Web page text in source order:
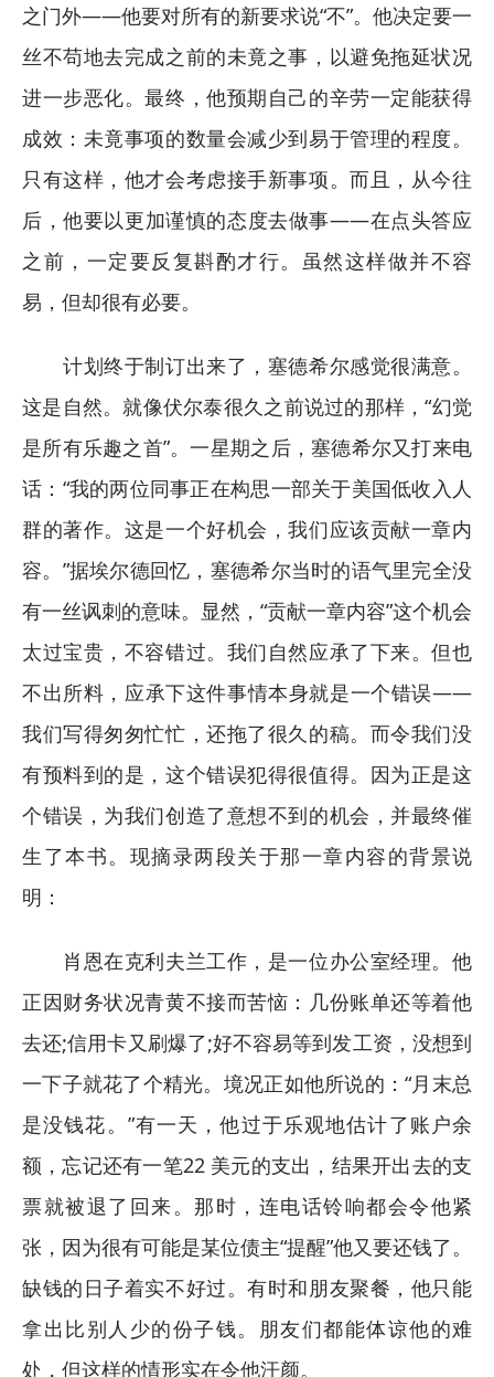
之门外——他要对所有的新要求说“不”。他决定要一
丝不苟地去完成之前的未竟之事，以避免拖延状况
进一步恶化。最终，他预期自己的辛劳一定能获得
成效：未竟事项的数量会减少到易于管理的程度。
只有这样，他才会考虑接手新事项。而且，从今往
后，他要以更加谨慎的态度去做事——在点头答应
之前，一定要反复斟酌才行。虽然这样做并不容
易，但却很有必要。
计划终于制订出来了，塞德希尔感觉很满意。
这是自然。就像伏尔泰很久之前说过的那样，“幻觉
是所有乐趣之首”。一星期之后，塞德希尔又打来电
话：“我的两位同事正在构思一部关于美国低收入人
群的著作。这是一个好机会，我们应该贡献一章内
容。”据埃尔德回忆，塞德希尔当时的语气里完全没
有一丝讽刺的意味。显然，“贡献一章内容”这个机会
太过宝贵，不容错过。我们自然应承了下来。但也
不出所料，应承下这件事情本身就是一个错误——
我们写得匆匆忙忙，还拖了很久的稿。而令我们没
有预料到的是，这个错误犯得很值得。因为正是这
个错误，为我们创造了意想不到的机会，并最终催
生了本书。现摘录两段关于那一章内容的背景说
明：
肖恩在克利夫兰工作，是一位办公室经理。他
正因财务状况青黄不接而苦恼：几份账单还等着他
去还;信用卡又刷爆了;好不容易等到发工资，没想到
一下子就花了个精光。境况正如他所说的：“月末总
是没钱花。”有一天，他过于乐观地估计了账户余
额，忘记还有一笔22 美元的支出，结果开出去的支
票就被退了回来。那时，连电话铃响都会令他紧
张，因为很有可能是某位债主“提醒”他又要还钱了。
缺钱的日子着实不好过。有时和朋友聚餐，他只能
拿出比别人少的份子钱。朋友们都能体谅他的难
处，但这样的情形实在令他汗颜。